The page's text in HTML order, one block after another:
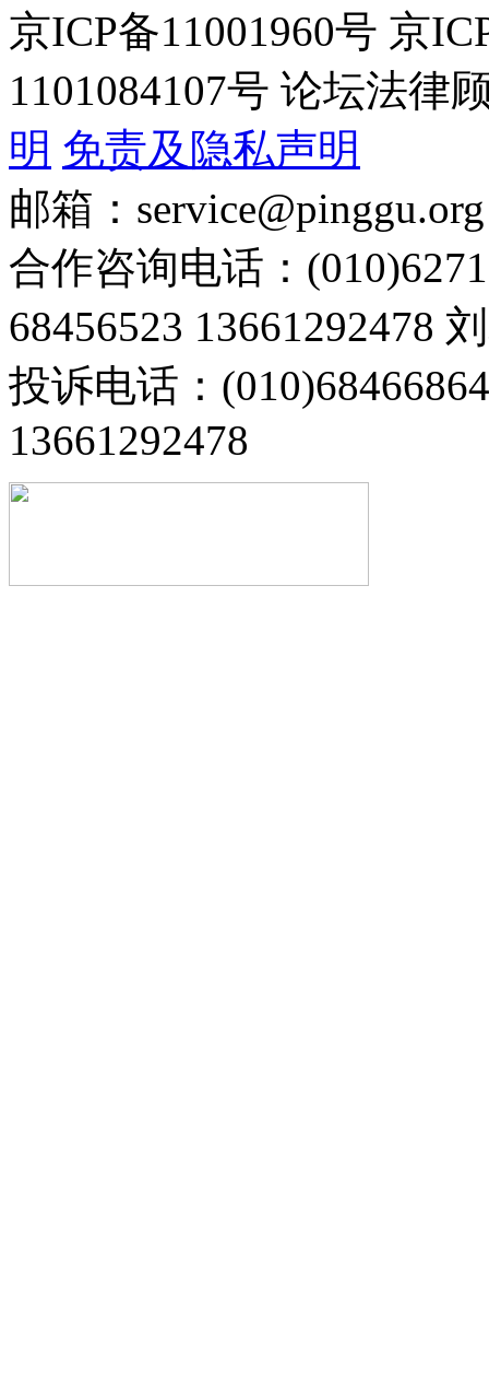
京ICP备11001960号 京
1101084107号 论坛法律
明 免责及隐私声明
邮箱：service@pinggu.org
合作咨询电话：
68456523 13661292478
投诉电话：
13661292478